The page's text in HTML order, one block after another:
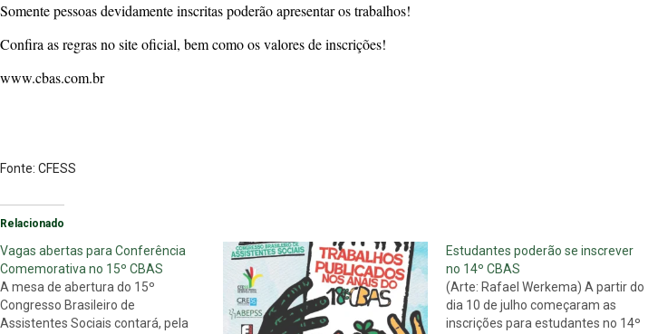
Somente pessoas devidamente inscritas poderão apresentar os trabalhos!
Confira as regras no site oficial, bem como os valores de inscrições!
www.cbas.com.br
Fonte: CFESS
Relacionado
Vagas abertas para Conferência
Comemorativa no 15º CBAS
A mesa de abertura do 15º
Congresso Brasileiro de
Assistentes Sociais contará, pela
Estudantes poderão se inscrever
no 14º CBAS
(Arte: Rafael Werkema) A partir do
dia 10 de julho começaram as
inscrições para estudantes no 14º